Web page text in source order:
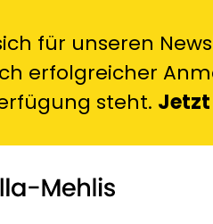
für unseren
erfolgreicher
steht. Jetzt